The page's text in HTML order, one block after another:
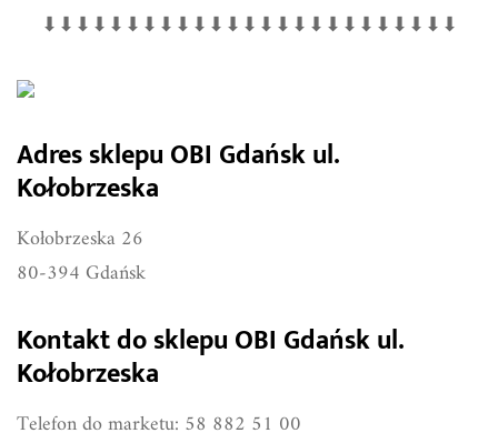
⬇⬇⬇⬇⬇⬇⬇⬇⬇⬇⬇⬇⬇⬇⬇⬇⬇⬇⬇⬇⬇⬇⬇⬇⬇
Adres sklepu OBI Gdańsk ul.
Kołobrzeska
Kołobrzeska 26
80-394 Gdańsk
Kontakt do sklepu OBI Gdańsk ul.
Kołobrzeska
Telefon do marketu: 58 882 51 00